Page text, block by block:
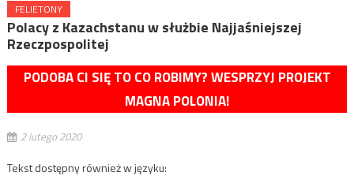
FELIETONY
Polacy z Kazachstanu w służbie Najjaśniejszej
Rzeczpospolitej
PODOBA CI SIĘ TO CO ROBIMY? WESPRZYJ PROJEKT
MAGNA POLONIA!
2 lutego 2020
Tekst dostępny również w języku: